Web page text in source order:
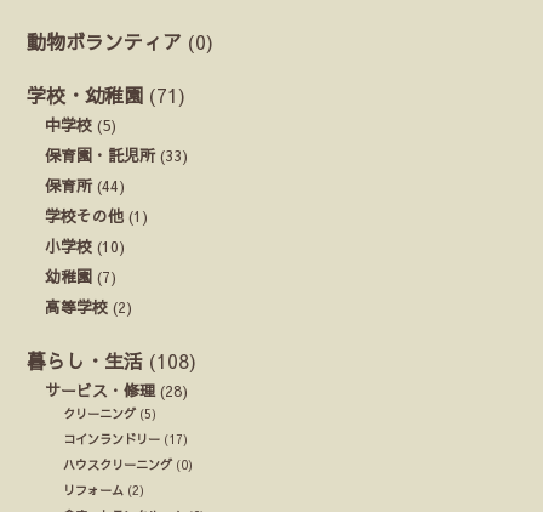
動物ボランティア (0)
学校・幼稚園 (71)
中学校 (5)
保育園・託児所(33)
保育所(44)
学校その他 (1)
小学校 (10)
幼稚園 (7)
高等学校 (2)
暮らし・生活 (108)
サービス・修理 (28)
クリーニング(5)
コインランドリー (17)
ハウスクリーニング(0)
リフォーム (2)